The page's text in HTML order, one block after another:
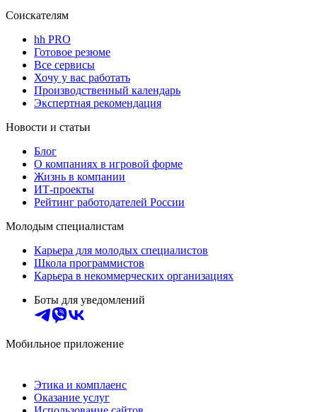
Соискателям
hh PRO
Готовое резюме
Все сервисы
Хочу у вас работать
Производственный календарь
Экспертная рекомендация
Новости и статьи
Блог
О компаниях в игровой форме
Жизнь в компании
ИТ-проекты
Рейтинг работодателей России
Молодым специалистам
Карьера для молодых специалистов
Школа программистов
Карьера в некоммерческих организациях
Боты для уведомлений
Мобильное приложение
Этика и комплаенс
Оказание услуг